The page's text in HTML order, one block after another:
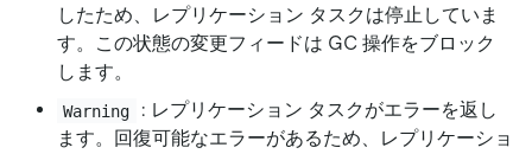
したため、レプリケーション タスクは停止していま
す。この状態の変更フィードは GC 操作をブロック
します。
Warning
: レプリケーション タスクがエラーを返し
ます。回復可能なエラーがあるため、レプリケーショ